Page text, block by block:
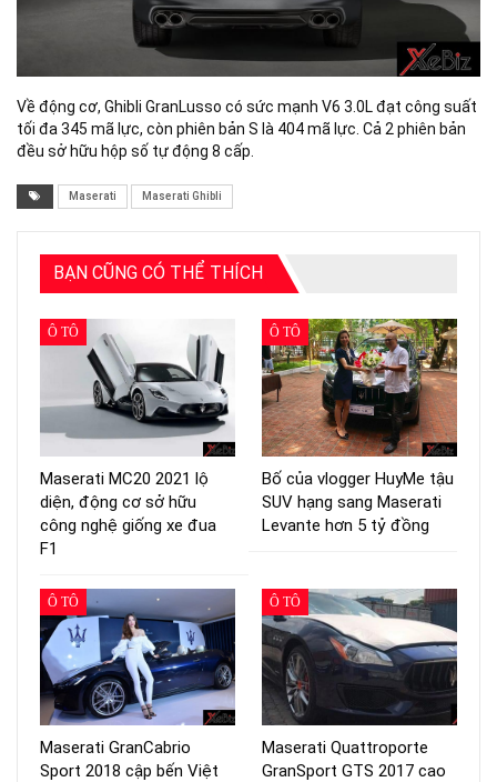
Về động cơ, Ghibli GranLusso có sức mạnh V6 3.0L đạt công suất
tối đa 345 mã lực, còn phiên bản S là 404 mã lực. Cả 2 phiên bản
đều sở hữu hộp số tự động 8 cấp.
Maserati Maserati Ghibli
BẠN CŨNG CÓ THỂ THÍCH
Ô TÔ
Maserati MC20 2021 lộ
diện, động cơ sở hữu
công nghệ giống xe đua
F1
Ô TÔ
Bố của vlogger HuyMe tậu
SUV hạng sang Maserati
Levante hơn 5 tỷ đồng
Ô TÔ
Maserati GranCabrio
Sport 2018 cập bến Việt
Ô TÔ
Maserati Quattroporte
GranSport GTS 2017 cao